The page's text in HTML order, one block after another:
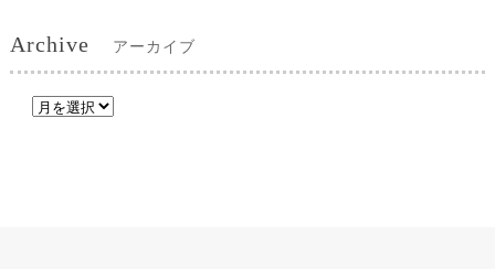
Archive アーカイブ